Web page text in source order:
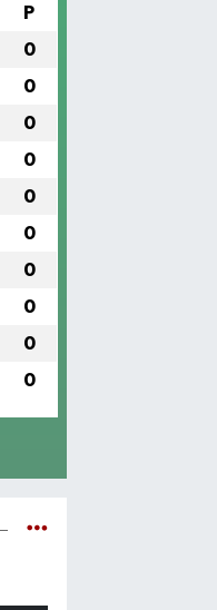
P
0
0
0
0
0
0
0
0
0
0